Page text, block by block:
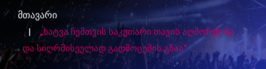
მთავარი
„ხატვა ჩემთვის საკუთარი თავის აღმოჩენისა
და სიღრმისეულად გადმოცემის გზაა“